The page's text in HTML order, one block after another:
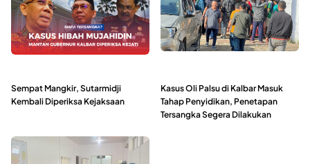
Sempat Mangkir, Sutarmidji
Kembali Diperiksa Kejaksaan
Kasus Oli Palsu di Kalbar Masuk
Tahap Penyidikan, Penetapan
Tersangka Segera Dilakukan